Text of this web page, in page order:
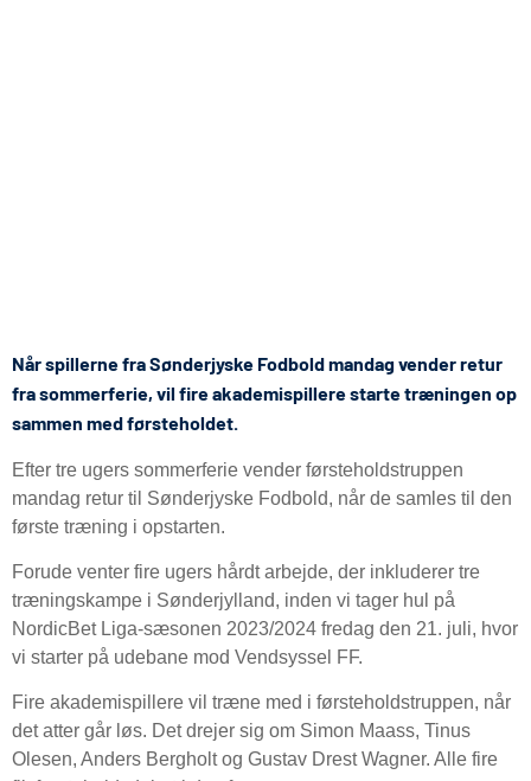
Når spillerne fra Sønderjyske Fodbold mandag vender retur
fra sommerferie, vil fire akademispillere starte træningen op
sammen med førsteholdet.
Efter tre ugers sommerferie vender førsteholdstruppen
mandag retur til Sønderjyske Fodbold, når de samles til den
første træning i opstarten.
Forude venter fire ugers hårdt arbejde, der inkluderer tre
træningskampe i Sønderjylland, inden vi tager hul på
NordicBet Liga-sæsonen 2023/2024 fredag den 21. juli, hvor
vi starter på udebane mod Vendsyssel FF.
Fire akademispillere vil træne med i førsteholdstruppen, når
det atter går løs. Det drejer sig om Simon Maass, Tinus
Olesen, Anders Bergholt og Gustav Drest Wagner. Alle fire